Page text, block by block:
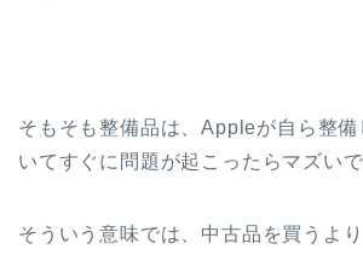
そもそも整備品は、Appleが自ら整
いてすぐに問題が起こったらマズいで
そういう意味では、中古品を買うよ